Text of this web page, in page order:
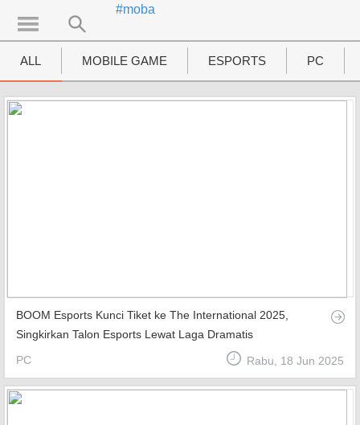
UTAMA
News
Features
Top Games
#moba
ALL MOBILE GAME ESPORTS PC
MOVIES
BOOM Esports Kunci Tiket ke The International 2025,
Singkirkan Talon Esports Lewat Laga Dramatis
PC Rabu, 18 Jun 2025